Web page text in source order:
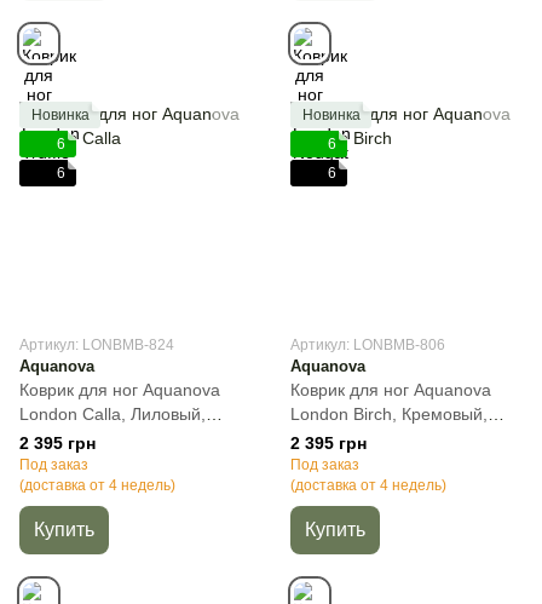
Новинка
6
6
Артикул: LONBMB-824
Aquanova
Коврик для ног Aquanova
London Calla, Лиловый,
60х60 см, 1, Квадратная
2 395 грн
Под заказ
(доставка от 4 недель)
Купить
Новинка
6
6
Артикул: LONBMB-806
Aquanova
Коврик для ног Aquanova
London Birch, Кремовый,
60х60 см, 1, Квадратная
2 395 грн
Под заказ
(доставка от 4 недель)
Купить